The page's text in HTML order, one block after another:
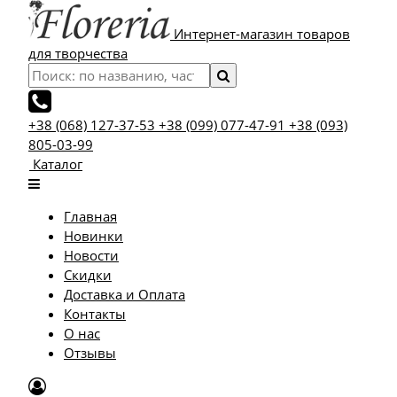
Интернет-магазин товаров
для творчества
+38 (068) 127-37-53 +38 (099) 077-47-91 +38 (093)
805-03-99
Каталог
Главная
Новинки
Новости
Скидки
Доставка и Оплата
Контакты
О нас
Отзывы